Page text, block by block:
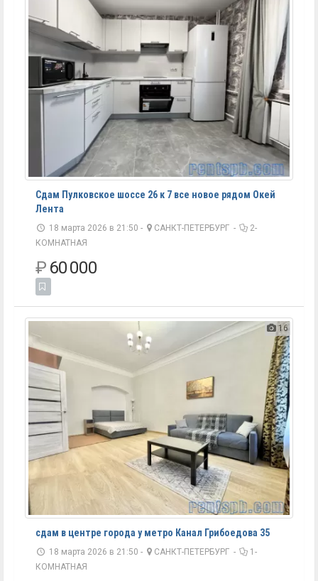
Сдам Пулковское шоссе 26 к 7 все новое рядом Окей
Лента
18 марта 2026 в 21:50 - САНКТ-ПЕТЕРБУРГ -
2-
КОМНАТНАЯ
₽ 60 000
16
сдам в центре города у метро Канал Грибоедова 35
18 марта 2026 в 21:50 - САНКТ-ПЕТЕРБУРГ -
1-
КОМНАТНАЯ